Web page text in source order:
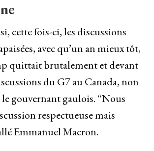
cette fois-ci, les discussions
avec qu’un an mieux tôt,
quittait brutalement et devant
du G7 au Canada, non
gouvernant gaulois. “Nous
respectueuse mais
Emmanuel Macron.